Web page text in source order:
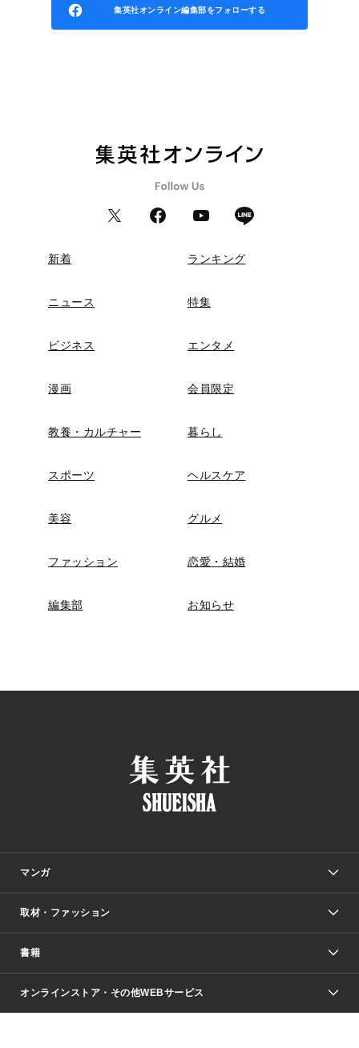
集英社オンライン編集部をフォローする
新着 ランキング
ニュース 特集
ビジネス エンタメ
漫画 会員限定
教養・カルチャー 暮らし
スポーツ ヘルスケア
美容 グルメ
ファッション 恋愛・結婚
編集部 お知らせ
マンガ
少年マンガ
Vジャンプ
週刊ヤングジャンプ
少女マンガ
取材・ファッション
Seventeen
芸能・情報・スポーツ
書籍
文芸・文庫・総合
オンラインストア・その他WEBサービス